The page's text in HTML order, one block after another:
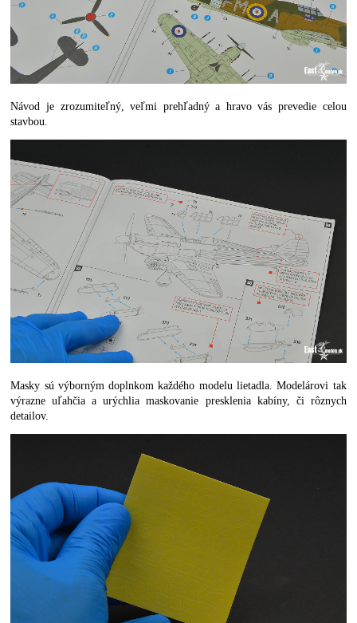
Návod je zrozumiteľný, veľmi prehľadný a hravo vás prevedie celou
stavbou.
Masky sú výborným doplnkom každého modelu lietadla. Modelárovi tak
výrazne uľahčia a urýchlia maskovanie presklenia kabíny, či rôznych
detailov.